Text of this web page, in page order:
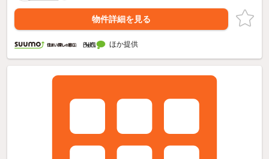
物件詳細を見る
ほか提供